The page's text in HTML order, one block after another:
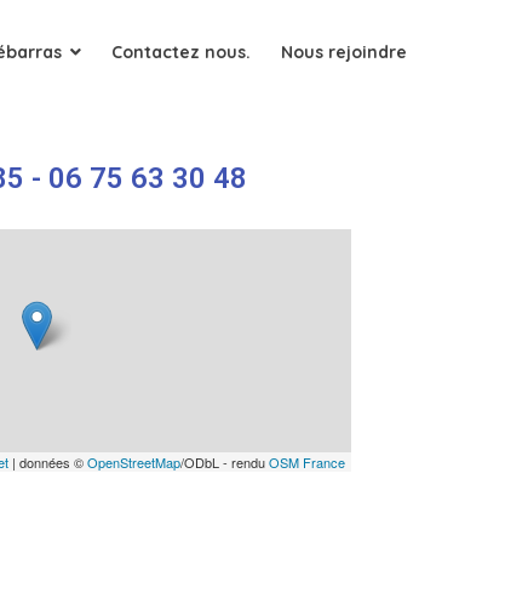
Contactez nous. Nous rejoindre
- 06 75 63 30 48
| données ©OpenStreetMap/ODbL - renduOSM France